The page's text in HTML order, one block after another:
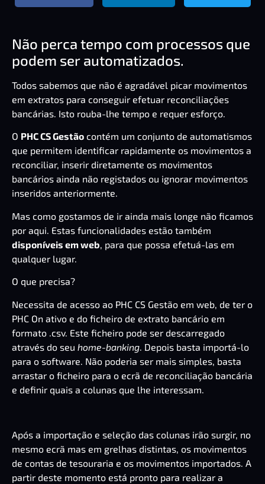
Não perca tempo com processos que
podem ser automatizados.
Todos sabemos que não é agradável picar movimentos
em extratos para conseguir efetuar reconciliações
bancárias. Isto rouba-lhe tempo e requer esforço.
O PHC CS Gestão contém um conjunto de automatismos
que permitem identificar rapidamente os movimentos a
reconciliar, inserir diretamente os movimentos
bancários ainda não registados ou ignorar movimentos
inseridos anteriormente.
Mas como gostamos de ir ainda mais longe não ficamos
por aqui. Estas funcionalidades estão também
disponíveis em web, para que possa efetuá-las em
qualquer lugar.
O que precisa?
Necessita de acesso ao PHC CS Gestão em web , de ter o
PHC On ativo e do ficheiro de extrato bancário em
formato .csv. Este ficheiro pode ser descarregado
através do seu home-banking . Depois basta importá-lo
para o software. Não poderia ser mais simples, basta
arrastar o ficheiro para o ecrã de reconciliação bancária
e definir quais a colunas que lhe interessam.
Após a importação e seleção das colunas irão surgir, no
mesmo ecrã mas em grelhas distintas, os movimentos
de contas de tesouraria e os movimentos importados. A
partir deste momento está pronto para realizar a